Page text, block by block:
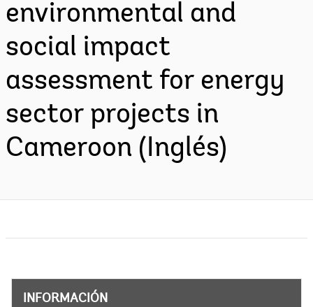
environmental and
social impact
assessment for energy
sector projects in
Cameroon (Inglés)
INFORMACIÓN